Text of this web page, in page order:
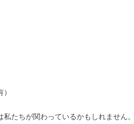
たちが関わっているかもしれません。